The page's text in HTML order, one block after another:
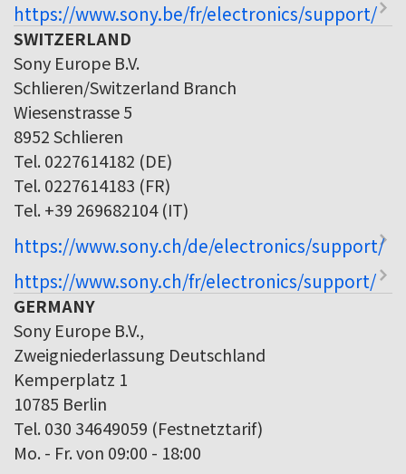
https://www.sony.be/fr/electronics/support/
SWITZERLAND
Sony Europe B.V.
Schlieren/Switzerland Branch
Wiesenstrasse 5
8952 Schlieren
Tel. 0227614182 (DE)
Tel. 0227614183 (FR)
Tel. +39 269682104 (IT)
https://www.sony.ch/de/electronics/support/
https://www.sony.ch/fr/electronics/support/
GERMANY
Sony Europe B.V.,
Zweigniederlassung Deutschland
Kemperplatz 1
10785 Berlin
Tel. 030 34649059 (Festnetztarif)
Mo. - Fr. von 09:00 - 18:00